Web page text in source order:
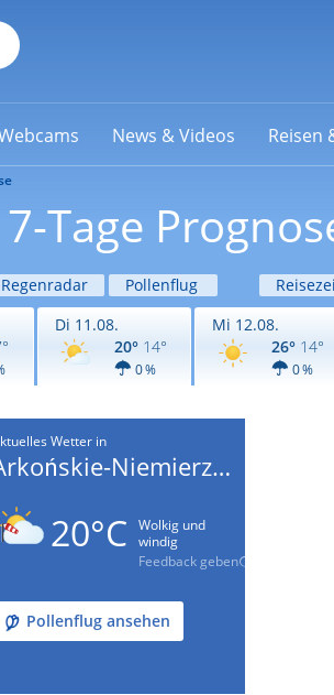
News & Videos Reisen
Tage
Regenradar Pollenflug
Di 11.08.
20° 14°
0 %
Mi 12.08.
26° 14°
0 %
Wetter in
Arkońskie-Niemierzyn
20°C
Wolkig und
windig
Feedback geben
Pollenflug ansehen